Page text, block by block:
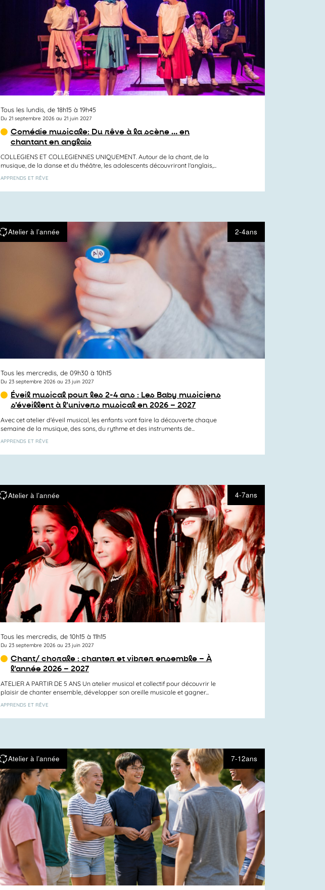
Tous les lundis, de 18h15 à 19h45
Du 21 septembre 2026 au 21 juin 2027
Comédie musicale: Du rêve à la scène … en
chantant en anglais
COLLEGIENS ET COLLEGIENNES UNIQUEMENT. Autour de la chant, de la
musique, de la danse et du théâtre, les adolescents découvriront l’anglais,...
APPRENDS ET RÊVE
Atelier à l’année 2-4ans
Tous les mercredis, de 09h30 à 10h15
Du 23 septembre 2026 au 23 juin 2027
Éveil musical pour les 2-4 ans : Les Baby musiciens
s’éveillent à l’univers musical en 2026 – 2027
Avec cet atelier d'éveil musical, les enfants vont faire la découverte chaque
semaine de la musique, des sons, du rythme et des instruments de...
APPRENDS ET RÊVE
Atelier à l’année 4-7ans
Tous les mercredis, de 10h15 à 11h15
Du 23 septembre 2026 au 23 juin 2027
Chant/ chorale : chanter et vibrer ensemble – À
l’année 2026 – 2027
ATELIER A PARTIR DE 5 ANS Un atelier musical et collectif pour découvrir le
plaisir de chanter ensemble, développer son oreille musicale et gagner...
APPRENDS ET RÊVE
Atelier à l’année 7-12ans